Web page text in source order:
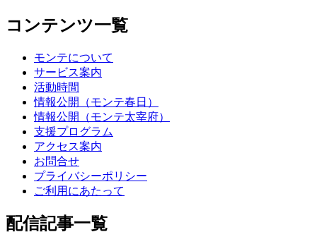
コンテンツ一覧
モンテについて
サービス案内
活動時間
情報公開（モンテ春日）
情報公開（モンテ太宰府）
支援プログラム
アクセス案内
お問合せ
プライバシーポリシー
ご利用にあたって
配信記事一覧